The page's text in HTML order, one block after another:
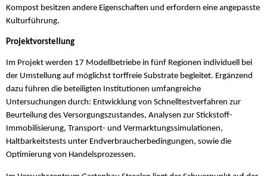
Kompost besitzen andere Eigenschaften und erfordern eine angepasste
Kulturführung.
Projektvorstellung
Im Projekt werden 17 Modellbetriebe in fünf Regionen individuell bei
der Umstellung auf möglichst torffreie Substrate begleitet. Ergänzend
dazu führen die beteiligten Institutionen umfangreiche
Untersuchungen durch: Entwicklung von Schnelltestverfahren zur
Beurteilung des Versorgungszustandes, Analysen zur Stickstoff-
Immobilisierung, Transport- und Vermarktungssimulationen,
Haltbarkeitstests unter Endverbraucherbedingungen, sowie die
Optimierung von Handelsprozessen.